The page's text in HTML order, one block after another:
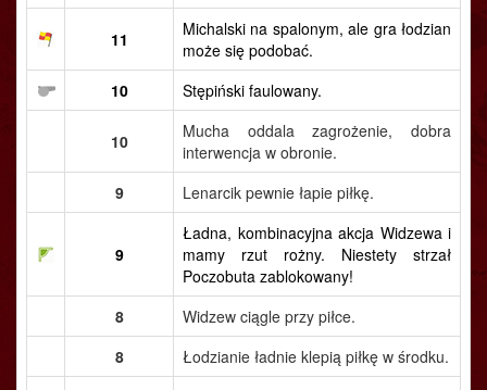
11
Michalski na spalonym, ale gra łodzian
może się podobać.
10
Stępiński faulowany.
10
Mucha oddala zagrożenie, dobra
interwencja w obronie.
9
Lenarcik pewnie łapie piłkę.
9
Ładna, kombinacyjna akcja Widzewa i
mamy rzut rożny. Niestety strzał
Poczobuta zablokowany!
8
Widzew ciągle przy piłce.
8
Łodzianie ładnie klepią piłkę w środku.